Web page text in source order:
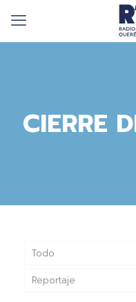
CIERRE
Todo
Reportaje